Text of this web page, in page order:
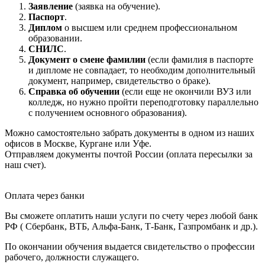
Заявление (заявка на обучение).
Паспорт.
Диплом о высшем или среднем профессиональном
образовании.
СНИЛС.
Документ о смене фамилии (если фамилия в паспорте
и дипломе не совпадает, то необходим дополнительный
документ, например, свидетельство о браке).
Справка об обучении (если еще не окончили ВУЗ или
колледж, но нужно пройти переподготовку параллельно
с получением основного образования).
Можно самостоятельно забрать документы в одном из наших
офисов в Москве, Кургане или Уфе.
Отправляем документы почтой России (оплата пересылки за
наш счет).
Оплата через банки
Вы сможете оплатить наши услуги по счету через любой банк
РФ ( Сбербанк, ВТБ, Альфа-Банк, Т-Банк, Газпромбанк и др.).
По окончании обучения выдается свидетельство о профессии
рабочего, должности служащего.